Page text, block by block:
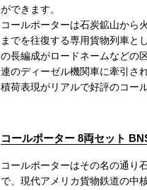
ができます。
コールポーターは石炭鉱山から
までを往復する専用貨物列車と
の長編成がロードネームなどの
連のディーゼル機関車に牽引さ
積荷表現がリアルで好評のコール
コールポーター 8両セット
コールポーターはその名の通り
で、現代アメリカ貨物鉄道の中